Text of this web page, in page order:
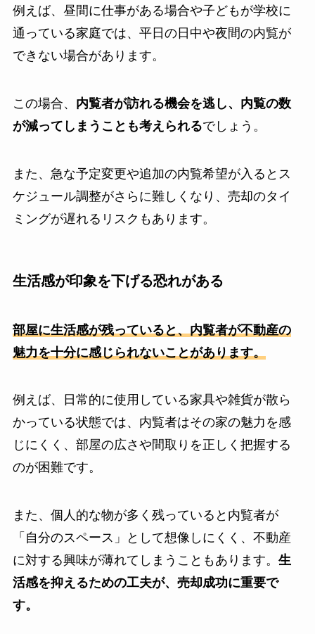
例えば、昼間に仕事がある場合や子どもが学校に
通っている家庭では、平日の日中や夜間の内覧が
できない場合があります。
この場合、 内覧者が訪れる機会を逃し、内覧の数
が減ってしまうことも考えられるでしょう。
また、急な予定変更や追加の内覧希望が入るとス
ケジュール調整がさらに難しくなり、売却のタイ
ミングが遅れるリスクもあります。
生活感が印象を下げる恐れがある
部屋に生活感が残っていると、内覧者が不動産の
魅力を十分に感じられないことがあります。
例えば、日常的に使用している家具や雑貨が散ら
かっている状態では、内覧者はその家の魅力を感
じにくく、部屋の広さや間取りを正しく把握する
のが困難です。
また、個人的な物が多く残っていると内覧者が
「自分のスペース」として想像しにくく、不動産
に対する興味が薄れてしまうこともあります。 生
活感を抑えるための工夫が、売却成功に重要で
す。